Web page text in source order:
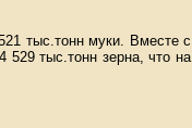
тыс.тонн муки. Вместе с
529 тыс.тонн зерна, что на